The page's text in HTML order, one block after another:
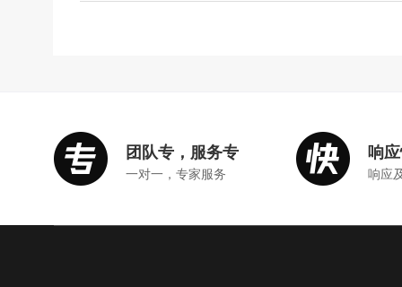
团队专，服务专
一对一，专家服务
响
响应